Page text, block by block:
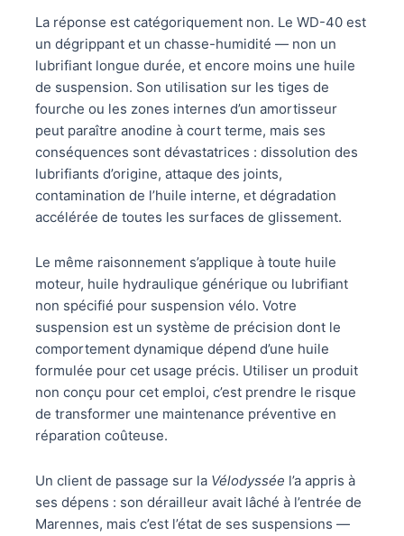
La réponse est catégoriquement non. Le WD-40 est
un dégrippant et un chasse-humidité — non un
lubrifiant longue durée, et encore moins une huile
de suspension. Son utilisation sur les tiges de
fourche ou les zones internes d’un amortisseur
peut paraître anodine à court terme, mais ses
conséquences sont dévastatrices : dissolution des
lubrifiants d’origine, attaque des joints,
contamination de l’huile interne, et dégradation
accélérée de toutes les surfaces de glissement.
Le même raisonnement s’applique à toute huile
moteur, huile hydraulique générique ou lubrifiant
non spécifié pour suspension vélo. Votre
suspension est un système de précision dont le
comportement dynamique dépend d’une huile
formulée pour cet usage précis. Utiliser un produit
non conçu pour cet emploi, c’est prendre le risque
de transformer une maintenance préventive en
réparation coûteuse.
Un client de passage sur la Vélodyssée l’a appris à
ses dépens : son dérailleur avait lâché à l’entrée de
Marennes, mais c’est l’état de ses suspensions —